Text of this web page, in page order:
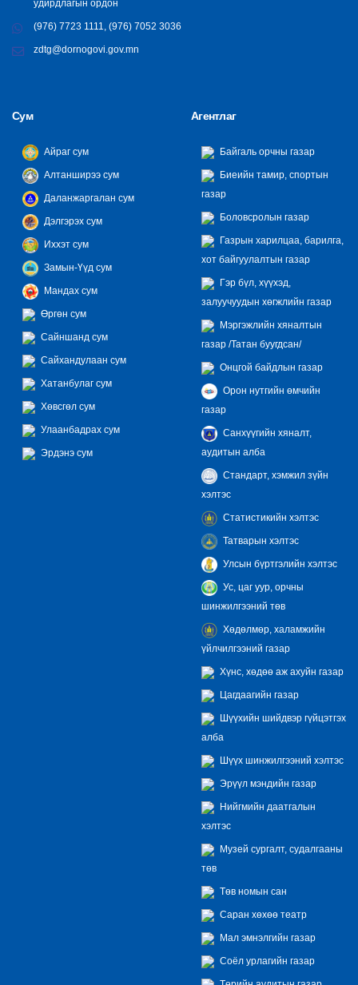
удирдлагын ордон
(976) 7723 1111, (976) 7052 3036
zdtg@dornogovi.gov.mn
Сум
Айраг сум
Алтанширээ сум
Даланжаргалан сум
Дэлгэрэх сум
Иххэт сум
Замын-Үүд сум
Мандах сум
Өргөн сум
Сайншанд сум
Сайхандулаан сум
Хатанбулаг сум
Хөвсгөл сум
Улаанбадрах сум
Эрдэнэ сум
Агентлаг
Байгаль орчны газар
Биеийн тамир, спортын
газар
Боловсролын газар
Газрын харилцаа, барилга,
хот байгуулалтын газар
Гэр бүл, хүүхэд,
залуучуудын хөгжлийн газар
Мэргэжлийн хяналтын
газар /Татан буугдсан/
Онцгой байдлын газар
Орон нутгийн өмчийн
газар
Санхүүгийн хяналт,
аудитын алба
Стандарт, хэмжил зүйн
хэлтэс
Статистикийн хэлтэс
Татварын хэлтэс
Улсын бүртгэлийн хэлтэс
Ус, цаг уур, орчны
шинжилгээний төв
Хөдөлмөр, халамжийн
үйлчилгээний газар
Хүнс, хөдөө аж ахуйн газар
Цагдаагийн газар
Шүүхийн шийдвэр гүйцэтгэх
алба
Шүүх шинжилгээний хэлтэс
Эрүүл мэндийн газар
Нийгмийн даатгалын
хэлтэс
Музей сургалт, судалгааны
төв
Төв номын сан
Саран хөхөө театр
Мал эмнэлгийн газар
Соёл урлагийн газар